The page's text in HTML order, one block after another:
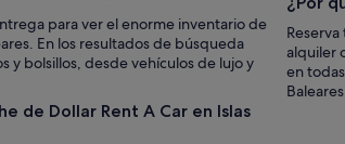
para ver el enorme inventario de
En los resultados de búsqueda
y bolsillos, desde vehículos de lujo y
de Dollar Rent A Car en Islas
alquiler
en